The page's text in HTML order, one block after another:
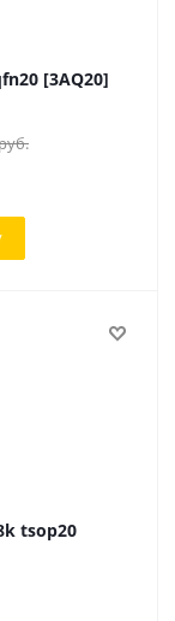
N76E003AQ20 8р МК 51: flash:18k qfn20 [3AQ20]
N76E003AT20 8р МК 51: flash:18k tsop20